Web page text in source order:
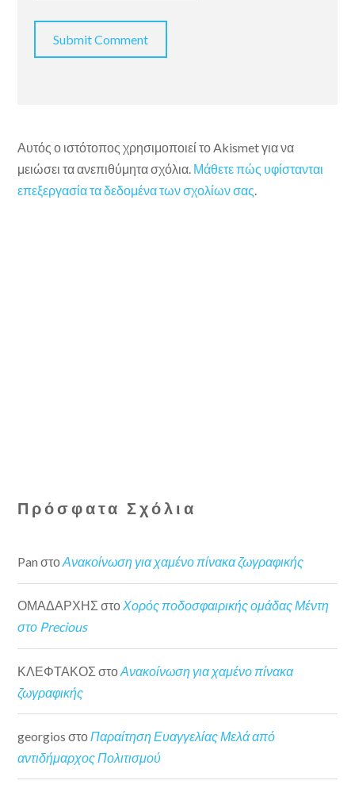
Αυτός ο ιστότοπος χρησιμοποιεί το Akismet για να
μειώσει τα ανεπιθύμητα σχόλια. Μάθετε πώς υφίστανται
επεξεργασία τα δεδομένα των σχολίων σας.
Πρόσφατα Σχόλια
Pan στοΑνακοίνωση για χαμένο πίνακα ζωγραφικής
ΟΜΑΔΑΡΧΗΣ στοΧορός ποδοσφαιρικής ομάδας Μέντη
στο Precious
ΚΛΕΦΤΑΚΟΣ στοΑνακοίνωση για χαμένο πίνακα
ζωγραφικής
georgios στο Παραίτηση Ευαγγελίας Μελά από
αντιδήμαρχος Πολιτισμού